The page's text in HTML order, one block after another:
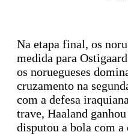
Na etapa final, os
medida para
os noruegueses
cruzamento na
com a defesa
trave, Haaland
disputou a bola com a